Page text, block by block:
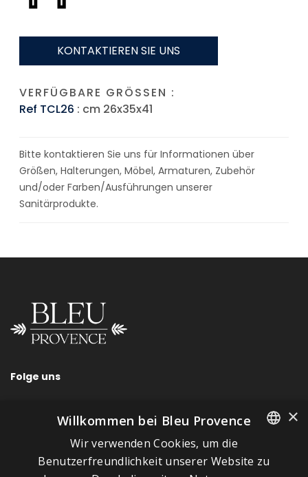
KONTAKTIEREN SIE UNS
VERFÜGBARE GRÖSSEN :
Ref TCL26 : cm 26x35x41
Bitte kontaktieren Sie uns für Informationen über
Größen, Halterungen, Möbel, Armaturen, Zubehör
und/oder Farben/Ausführungen unserer
Sanitärprodukte.
Folge uns
SCHNELLLINKS
FRENCH
×
Willkommen bei Bleu Provence
Wir verwenden Cookies, um die
Benutzerfreundlichkeit unserer Website zu